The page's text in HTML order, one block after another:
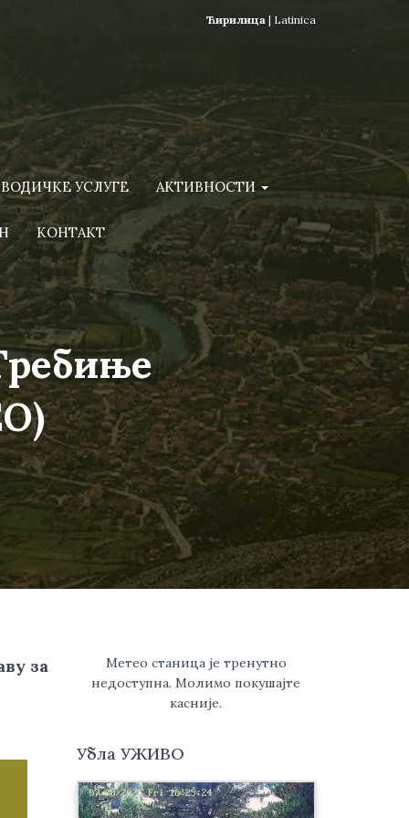
Ћирилица | Latinica
ВОДИЧКЕ УСЛУГЕ АКТИВНОСТИ
КОНТАКТ
за
Метео станица је тренутно
недоступна. Молимо покушајте
касније.
Убла УЖИВО